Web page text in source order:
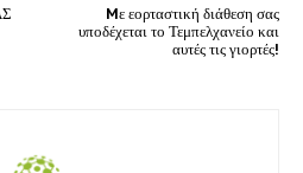
Mε εορταστική διάθεση σας
υποδέχεται το Τεμπελχανείο και
αυτές τις γιορτές!